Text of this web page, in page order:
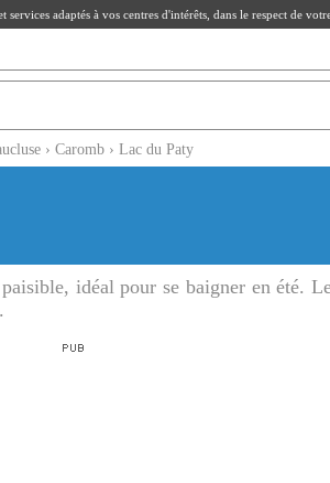
› Caromb › Lac du Paty
idéal pour se baigner en été.
adaptés à vos centres d'intérêts, dans le respect de